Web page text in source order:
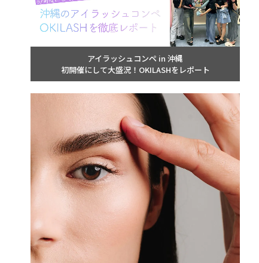
アイラッシュコンペ in 沖縄
初開催にして大盛況！OKILASHをレポート